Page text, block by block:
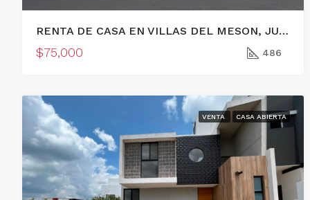
RENTA DE CASA EN VILLAS DEL MESON, JURIQUILLA, QUERETARO
$75,000 486
VENTA CASA ABIERTA